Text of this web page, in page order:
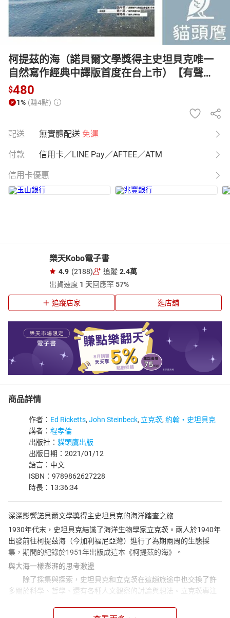
柯提茲的海（諾貝爾文學獎得主史坦貝克唯一
自然寫作經典中譯版首度在台上市）【有聲
書】
$480
1% (賺4點)
配送 無實體配送 免運
付款 信用卡／LINE Pay／AFTEE／ATM
信用卡優惠
樂天Kobo電子書
4.9 (2188) 追蹤 2.4萬
出貨速度 1 天回應率57%
追蹤店家 逛店舖
商品詳情
作者： Ed Ricketts, John Steinbeck, 立克茨, 約翰‧史坦貝克
講者： 程孝倫
出版社： 貓頭鷹出版
出版日期：2021/01/12
語言：中文
ISBN：9789862627228
時長：13:36:34
深深影響諾貝爾文學獎得主史坦貝克的海洋踏查之旅
1930年代末，史坦貝克結識了海洋生物學家立克茨。兩人於1940年
出發前往柯提茲海（今加利福尼亞灣）進行了為期兩周的生態採
集，期間的紀錄於1951年出版成這本《柯提茲的海》。
與大海一樣澎湃的思考激盪
除了採集與探索，史坦貝克和立克茨在這趟旅途中也交換了許
多關於科學、哲學、還有各種人文觀察的討論與想法。立克茨專注
海水漲退下對生物來說是個嚴峻的挑戰，卻因為豐富的營養而成為